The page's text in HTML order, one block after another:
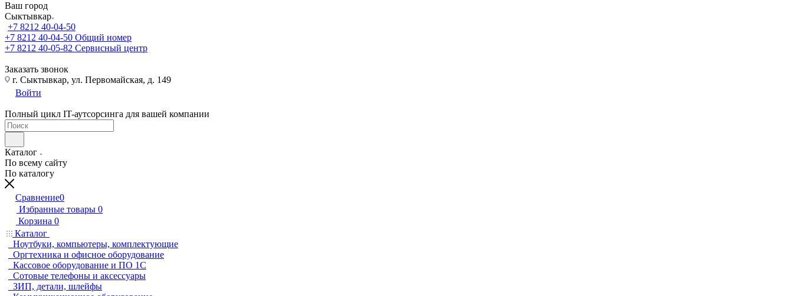
Ваш город
Сыктывкар
+7 8212 40-04-50
+7 8212 40-04-50 Общий номер
+7 8212 40-05-82 Сервисный центр
Заказать звонок
г. Сыктывкар, ул. Первомайская, д. 149
Войти
Полный цикл IT-аутсорсинга для вашей компании
Каталог
По всему сайту
По каталогу
Сравнение0
Избранные товары 0
Корзина 0
Каталог
Ноутбуки, компьютеры, комплектующие
Оргтехника и офисное оборудование
Кассовое оборудование и ПО 1С
Сотовые телефоны и аксессуары
ЗИП, детали, шлейфы